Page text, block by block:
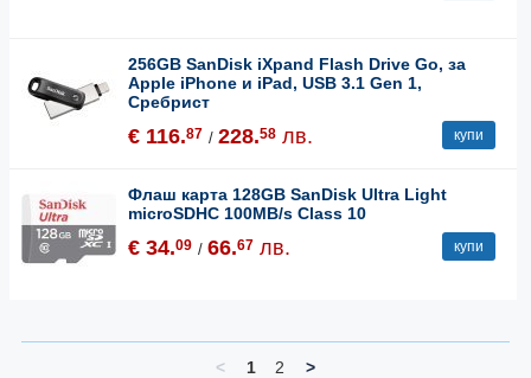
256GB SanDisk iXpand Flash Drive Go, за
Apple iPhone и iPad, USB 3.1 Gen 1,
Сребрист
€ 116.87 / 228.58 лв. купи
Флаш карта 128GB SanDisk Ultra Light
microSDHC 100MB/s Class 10
€ 34.09 / 66.67 лв. купи
< 1 2 >